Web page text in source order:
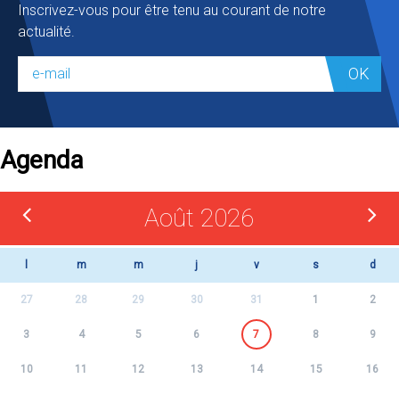
Inscrivez-vous pour être tenu au courant de notre
actualité.
OK
Agenda
Août 2026
m m j v s d
27 28 29 30 31 1 2
3 4 5 6 7 8 9
10 11 12 13 14 15 16